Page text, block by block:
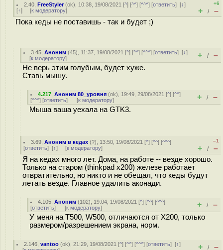
2.40 ,FreeStyler(ok), 10:38, 19/08/2021 [^] [^^] [^^^] [ответить][↓]
[↑] [к модератору]
+6
+ / –
Пока кеды не поставишь - так и будет ;)
3.45 ,Аноним (45), 11:37, 19/08/2021 [^] [^^] [^^^] [ответить][↓]
[к модератору] + / –
Не верь этим голубым, будет хуже.
Ставь мышу.
4.217 ,Аноним 80_уровня (ok), 19:49, 29/08/2021 [^] [^^]
[^^^] [ответить] [к модератору] + / –
Мыша ваша уехала на GTK3.
3.69 ,Аноним в кедах (?), 13:50, 19/08/2021 [^] [^^] [^^^]
[ответить] [↑] [к модератору]
–1
+ / –
Я на кедах много лет. Дома, на работе -- везде хорошо.
Только на старом (thinkpad x200) железе работает
отвратительно, но никто и не обещал, что кеды будут
летать везде. Главное удалить аконади.
4.105 ,Аноним (102), 19:04, 19/08/2021 [^] [^^] [^^^]
[ответить] [к модератору] + / –
У меня на T500, W500, отличаются от X200, только
размером/разрешением экрана, норм.
2.146 ,vantoo (ok), 21:29, 19/08/2021 [^] [^^] [^^^] [ответить][↑]
+ / –